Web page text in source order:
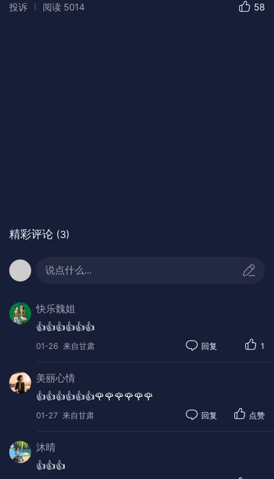
投诉 阅读 5014 58
精彩评论 (3)
说点什么...
快乐魏姐
👍👍👍👍👍👍
01-26 来自甘肃 回复 1
美丽心情
👍👍👍👍👍👍🌹🌹🌹🌹🌹🌹
01-27 来自甘肃 回复 点赞
沐晴
👍👍👍